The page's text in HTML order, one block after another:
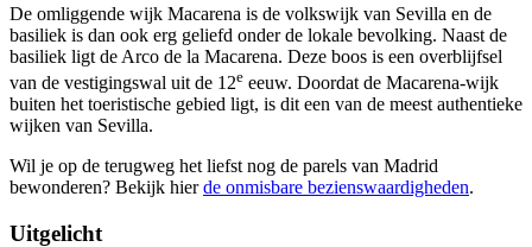
De omliggende wijk Macarena is de volkswijk van Sevilla en de
basiliek is dan ook erg geliefd onder de lokale bevolking. Naast de
basiliek ligt de Arco de la Macarena. Deze boos is een overblijfsel
van de vestigingswal uit de 12e eeuw. Doordat de Macarena-wijk
buiten het toeristische gebied ligt, is dit een van de meest authentieke
wijken van Sevilla.
Wil je op de terugweg het liefst nog de parels van Madrid
bewonderen? Bekijk hierde onmisbare bezienswaardigheden.
Uitgelicht